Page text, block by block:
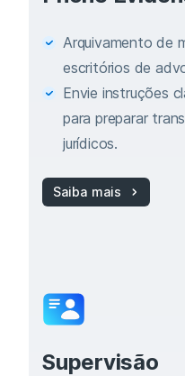
Arquivamento de
escritórios de
Envie instruções
para preparar
jurídicos.
Saiba mais
Supervisão